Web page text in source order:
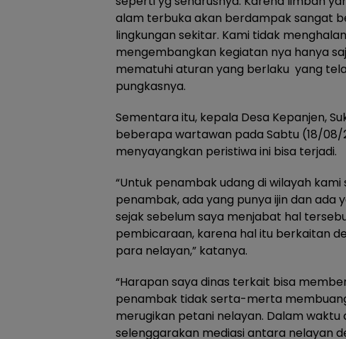
alam terbuka akan berdampak sangat
lingkungan sekitar. Kami tidak
mengembangkan kegiatan nya hanya
mematuhi aturan yang berlaku yang
pungkasnya.
Sementara itu, kepala Desa Kepanjen,
beberapa wartawan pada Sabtu (18/
menyayangkan peristiwa ini bisa terjadi.
“Untuk penambak udang di wilayah
penambak, ada yang punya ijin dan ada
sejak sebelum saya menjabat hal
pembicaraan, karena hal itu berkaitan
para nelayan,” katanya.
“Harapan saya dinas terkait bisa
penambak tidak serta-merta
merugikan petani nelayan. Dalam waktu
selenggarakan mediasi antara nelayan